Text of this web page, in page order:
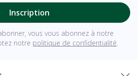
Inscription
vous vous abonnez à notre
notre politique de confidentialité.